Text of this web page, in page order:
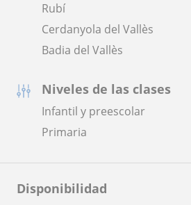
Rubí
Cerdanyola del Vallès
Badia del Vallès
Niveles de las clases
Infantil y preescolar
Primaria
Disponibilidad